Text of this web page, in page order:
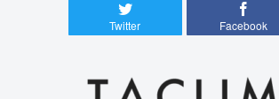
Twitter Facebook